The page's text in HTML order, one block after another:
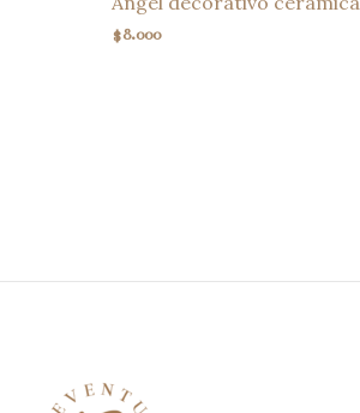
$8.000